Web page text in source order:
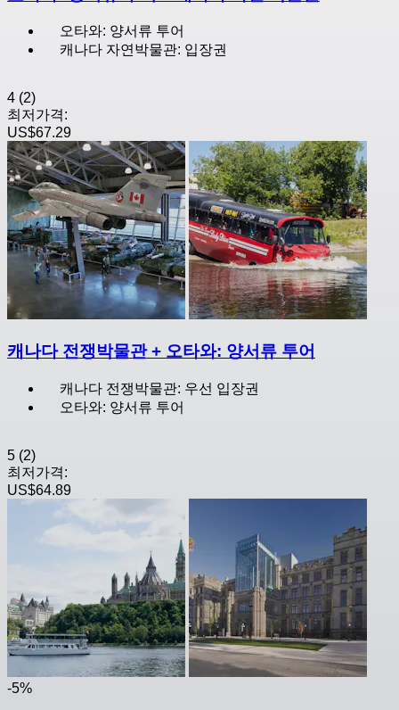
오타와: 양서류 투어
캐나다 자연박물관: 입장권
4 (2)
최저가격:
US$67.29
캐나다 전쟁박물관 + 오타와: 양서류 투어
캐나다 전쟁박물관: 우선 입장권
오타와: 양서류 투어
5 (2)
최저가격:
US$64.89
-5%